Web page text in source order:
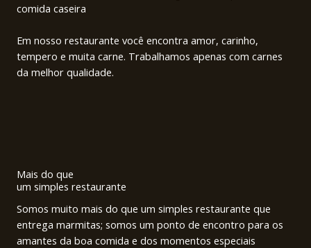
comida caseira
Em nosso restaurante você encontra amor, carinho,
tempero e muita carne. Trabalhamos apenas com carnes
da melhor qualidade.
Mais do que
um simples restaurante
Somos muito mais do que um simples restaurante que
entrega marmitas; somos um ponto de encontro para os
amantes da boa comida e dos momentos especiais